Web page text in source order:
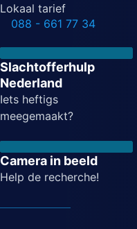
Lokaal tarief
088 - 661 77 34
Slachtofferhulp
Nederland
Iets heftigs
meegemaakt?
Camera in beeld
Help de recherche!